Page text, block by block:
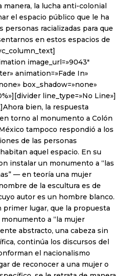
manera, la lucha anti-colonial
el espacio público que le ha
personas racializadas para que
en estos espacios de
image_url=»9043″
animation=»Fade In»
box_shadow=»none»
line_type=»No Line»]
bien, la respuesta
torno al monumento a Colón
tampoco respondió a los
de las personas
aquel espacio. En su
instalar un monumento a “las
–– en teoría una mujer
de la escultura es de
autor es un hombre blanco.
primer lugar, que la propuesta
a “la mujer
abstracto, una cabeza sin
continúa los discursos del
el nacionalismo
de reconocer a una mujer o